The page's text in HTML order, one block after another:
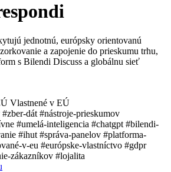
jednotnú, európsky orientovanú
a zapojenie do prieskumu trhu,
s Bilendi Discuss a globálnu sieť
Vlastnené v EÚ
#zber-dát #nástroje-prieskumov
#umelá-inteligencia #chatgpt #bilendi-
#ihut #správa-panelov #platforma-
v-eu #európske-vlastníctvo #gdpr
zákazníkov #lojalita